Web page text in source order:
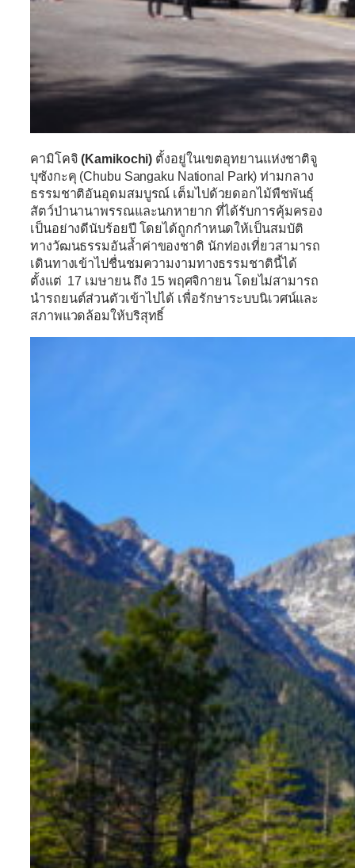
คามิโคจิ (Kamikochi) ตั้งอยู่ในเขตอุทยานแห่งชาติจู
บุซังกะคุ (Chubu Sangaku National Park) ท่ามกลาง
ธรรมชาติอันอุดมสมบูรณ์ เต็มไปด้วยดอกไม้พืชพันธุ์
สัตว์ป่านานาพรรณและนกหายาก ที่ได้รับการคุ้มครอง
เป็นอย่างดีนับร้อยปี โดยได้ถูกกำหนดให้เป็นสมบัติ
ทางวัฒนธรรมอันล้ำค่าของชาติ นักท่องเที่ยวสามารถ
เดินทางเข้าไปชื่นชมความงามทางธรรมชาตินี้ได้
ตั้งแต่ 17 เมษายน ถึง 15 พฤศจิกายน โดยไม่สามารถ
นำรถยนต์ส่วนตัวเข้าไปได้ เพื่อรักษาระบบนิเวศน์และ
สภาพแวดล้อมให้บริสุทธิ์